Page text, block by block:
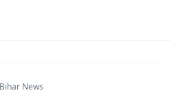
Bihar News